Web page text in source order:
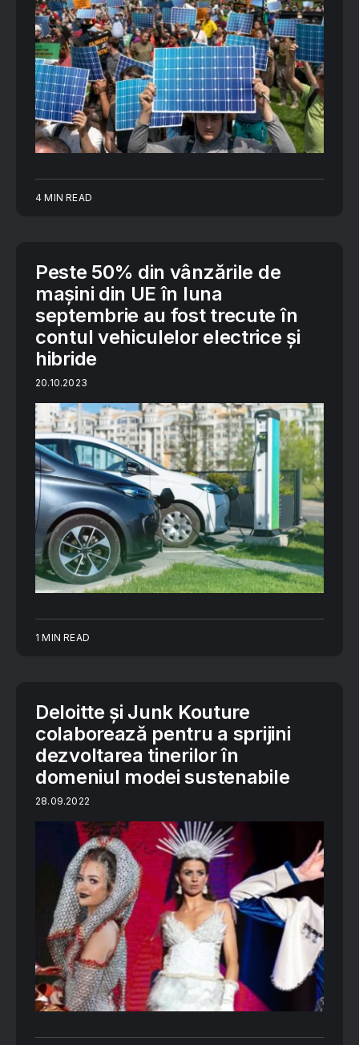
4 MIN READ
Peste 50% din vânzările de
mașini din UE în luna
septembrie au fost trecute în
contul vehiculelor electrice și
hibride
20.10.2023
1 MIN READ
Deloitte și Junk Kouture
colaborează pentru a sprijini
dezvoltarea tinerilor în
domeniul modei sustenabile
28.09.2022